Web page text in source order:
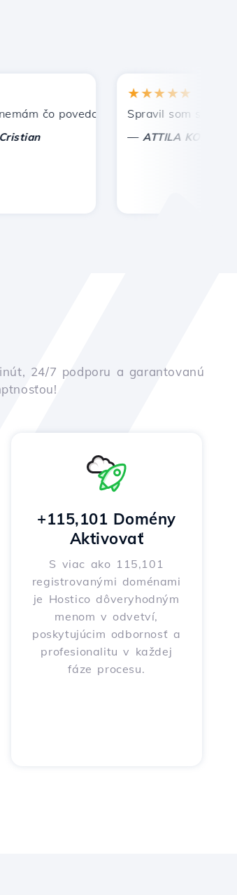
čo povedať, len oceniť. S osobitnou
★★★★★
Spravil som správnu
ATTILA KOLES
24/7 podporu a garantovanú
+115,101 Domény
Aktivovať
S viac ako 115,101
registrovanými doménami
je Hostico dôveryhodným
menom v odvetví,
poskytujúcim odbornosť a
profesionalitu v každej
fáze procesu.